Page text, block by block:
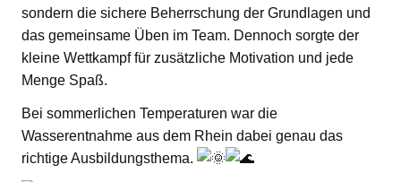
sondern die sichere Beherrschung der Grundlagen und
das gemeinsame Üben im Team. Dennoch sorgte der
kleine Wettkampf für zusätzliche Motivation und jede
Menge Spaß.
Bei sommerlichen Temperaturen war die
Wasserentnahme aus dem Rhein dabei genau das
richtige Ausbildungsthema.